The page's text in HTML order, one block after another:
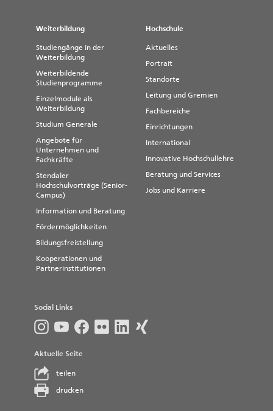
Weiterbildung
Studiengänge in der
Weiterbildung
Weiterbildende
Studienprogramme
Einzelmodule als
Weiterbildung
Studium Generale
Angebote für
Unternehmen und
Fachkräfte
Stendaler
Hochschulvorträge (Senior-
Campus)
Information und Beratung
Fördermöglichkeiten
Bildungsfreistellung
Kooperationen und
Partnerinstitutionen
Hochschule
Aktuelles
Portrait
Standorte
Leitung und Gremien
Fachbereiche
Einrichtungen
International
Innovative Hochschullehre
Beratung und Services
Jobs und Karriere
Social Links
Aktuelle Seite
teilen
drucken